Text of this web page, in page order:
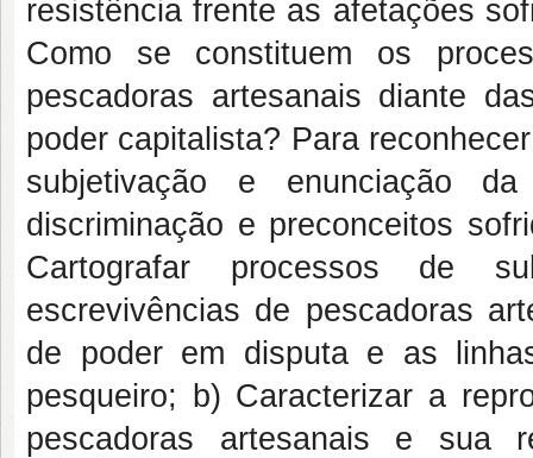
resistência frente as afetações
Como se constituem os
pescadoras artesanais diante
poder capitalista? Para
subjetivação e enunciação
discriminação e preconceitos
Cartografar processos de
escrevivências de pescadoras
de poder em disputa e as
pesqueiro; b) Caracterizar a
pescadoras artesanais e sua